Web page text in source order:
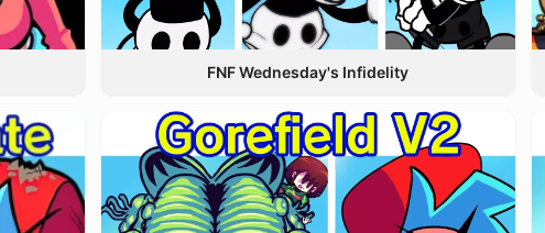
FNF Wednesday's Infidelity